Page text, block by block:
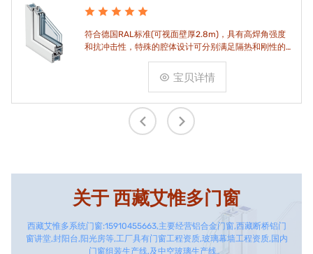
符合德国RAL标准(可视面壁厚2.8m)，具有高焊角强度
和抗冲击性，特殊的腔体设计可分别满足隔热和刚性的
宝贝详情
关于西藏艾惟多门窗
西藏艾惟多系统门窗:15910455663,主要经营铝合金门窗,西藏断桥铝门
窗讲堂,封阳台,阳光房等,工厂具有门窗工程资质,玻璃幕墙工程资质,国内
门窗组装生产线,及中空玻璃生产线。